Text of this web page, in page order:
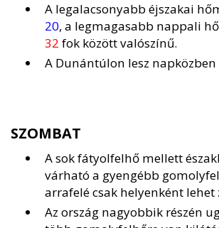
A legalacsonyabb éjszakai
20, a legmagasabb nappali
32 fok között valószínű.
A Dunántúlon lesz napközben
SZOMBAT
A sok fátyolfelhő mellett
várható a gyengébb
arrafelé csak helyenként lehet
Az ország nagyobbik részén